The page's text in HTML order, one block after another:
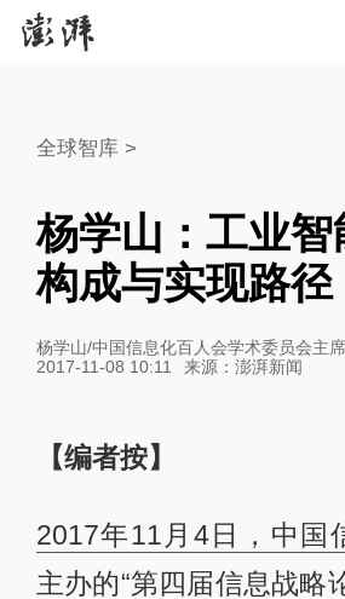
全球智库 >
杨学山：工业智
构成与实现路径
杨学山/中国信息化百人会学术委员会主
2017-11-08 10:11
来源： 澎湃新闻
【编者按】
2017年11月4日，中国
主办的“第四届信息战略